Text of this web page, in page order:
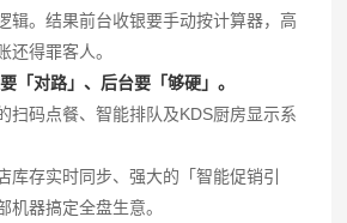
辑。结果前台收银要手动按计算器，高
还得罪客人。
「对路」、后台要「够硬」。
扫码点餐、智能排队及KDS厨房显示系
库存实时同步、强大的「智能促销引
机器搞定全盘生意。